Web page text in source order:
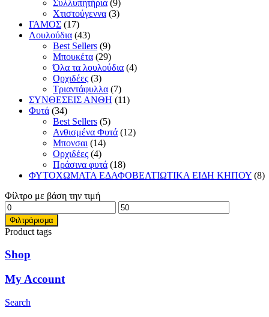
Συλλυπητήρια (9)
Χτιστούγεννα (3)
ΓΑΜΟΣ (17)
Λουλούδια (43)
Best Sellers (9)
Μπουκέτα (29)
Όλα τα λουλούδια (4)
Ορχιδέες (3)
Τριαντάφυλλα (7)
ΣΥΝΘΕΣΕΙΣ ΑΝΘΗ (11)
Φυτά (34)
Best Sellers (5)
Ανθισμένα Φυτά (12)
Μπονσαι (14)
Ορχιδέες (4)
Πράσινα φυτά (18)
ΦΥΤΟΧΩΜΑΤΑ ΕΔΑΦΟΒΕΛΤΙΩΤΙΚΑ ΕΙΔΗ ΚΗΠΟΥ (8)
Φίλτρο με βάση την τιμή
Ελάχιστη
τιμή
Μέγιστη
τιμή
Φιλτράρισμα
Product tags
Shop
My Account
Search